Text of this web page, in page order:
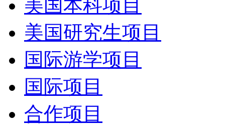
美国本科项目
美国研究生项目
国际游学项目
国际项目
合作项目